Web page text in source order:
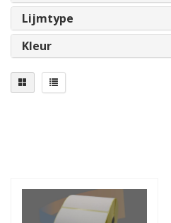
Lijmtype
Kleur